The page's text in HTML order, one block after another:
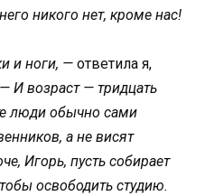
никого нет, кроме нас!
и ноги, — ответила я,
— И возраст — тридцать
люди обычно сами
а не висят
Игорь, пусть собирает
освободить студию.